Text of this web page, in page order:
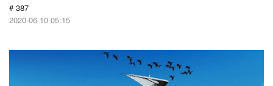
# 387
2020-06-10 05:15